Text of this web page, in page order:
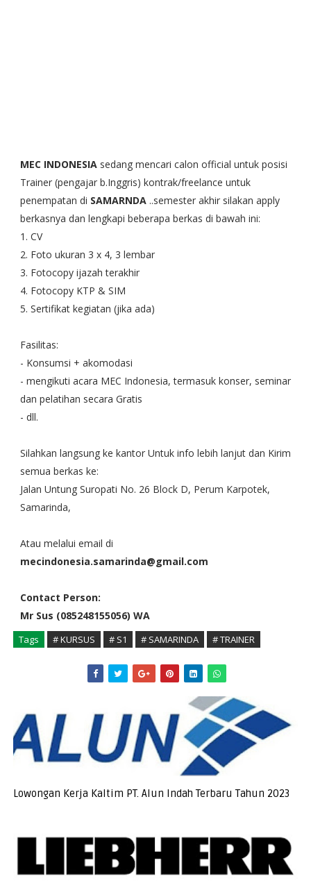
MEC INDONESIAsedang mencari calon official untuk posisi
Trainer (pengajar b.Inggris) kontrak/freelance untuk
penempatan di SAMARNDA..semester akhir silakan apply
berkasnya dan lengkapi beberapa berkas di bawah ini:
1. CV
2. Foto ukuran 3 x 4, 3 lembar
3. Fotocopy ijazah terakhir
4. Fotocopy KTP & SIM
5. Sertifikat kegiatan (jika ada)
Fasilitas:
- Konsumsi + akomodasi
- mengikuti acara MEC Indonesia, termasuk konser, seminar
dan pelatihan secara Gratis
- dll.
Silahkan langsung ke kantor Untuk info lebih lanjut dan Kirim
semua berkas ke:
Jalan Untung Suropati No. 26 Block D, Perum Karpotek,
Samarinda,
Atau melalui email di
mecindonesia.samarinda@gmail.com
Contact Person:
Mr Sus (085248155056) WA
Tags # KURSUS # S1 # SAMARINDA # TRAINER
Lowongan Kerja Kaltim PT. Alun Indah Terbaru Tahun 2023